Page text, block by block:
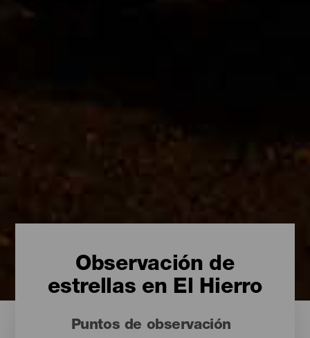
Observación de
estrellas en El Hierro
Puntos de observación